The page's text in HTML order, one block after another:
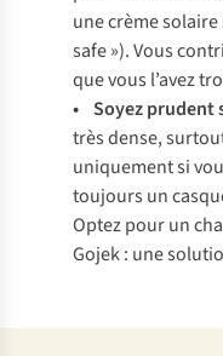
une crème
safe »). Vous
que vous l’avez
• Soyez prudent
très dense,
uniquement si
toujours un
Optez pour un
Gojek : une